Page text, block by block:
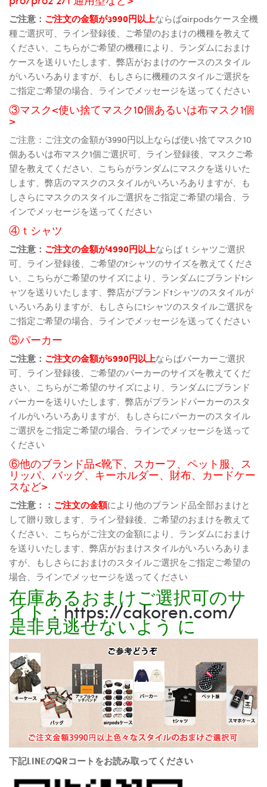
ご注意： ご注文の金額が3990円以上ならばairpodsケース全機
種ご選択可、ライン登録後、ご希望のおまけの機種を教えて
ください、こちらがご希望の機種により、ランダムにおまけ
ケースを送りいたします、弊店がおまけのケースのスタイル
がいろいろありますが、もしさらに機種のスタイルご選択を
ご指定ご希望の場合、ラインでメッセージを送ってください
③マスク<使い捨てマスク10個あるいは布マスク1個
>
ご注意：ご注文の金額が3990円以上ならば使い捨てマスク10
個あるいは布マスク1個ご選択可、ライン登録後、マスクご希
望を教えてください、こちらがランダムにマスクを送りいた
します、弊店のマスクのスタイルがいろいろありますが、も
しさらにマスクのスタイルご選択をご指定ご希望の場合、ラ
インでメッセージを送ってください
④ｔシャツ
ご注意： ご注文の金額が4990円以上ならばｔシャツご選択
可、ライン登録後、ご希望のtシャツのサイズを教えてくださ
い、こちらがご希望のサイズにより、ランダムにブランドtシ
ャツを送りいたします、弊店がブランドtシャツのスタイルが
いろいろありますが、もしさらにtシャツのスタイルご選択を
ご指定ご希望の場合、ラインでメッセージを送ってください
⑤パーカー
ご注意： ご注文の金額が5990円以上ならばパーカーご選択
可、ライン登録後、ご希望のパーカーのサイズを教えてくだ
さい、こちらがご希望のサイズにより、ランダムにブランド
パーカーを送りいたします、弊店がブランドパーカーのスタ
イルがいろいろありますが、もしさらにパーカーのスタイル
ご選択をご指定ご希望の場合、ラインでメッセージを送って
ください
⑥他のブランド品<靴下、スカーフ、ペット服、ス
リッパ、バッグ、キーホルダー、財布、カードケー
スなど>
ご注意：： ご注文の金額により他のブランド品全部おまけと
して贈り致します、ライン登録後、ご希望のおまけを教えて
ください、こちらがご注文の金額により、ランダムにおまけ
を送りいたします、弊店がおまけスタイルがいろいろありま
すが、もしさらにおまけのスタイルご選択をご指定ご希望の
場合、ラインでメッセージを送ってください
在庫あるおまけご選択可のサ
イト：https://cakoren.com/
是非見逃せないよう に
下記LINEのQRコートをお読み取ってください